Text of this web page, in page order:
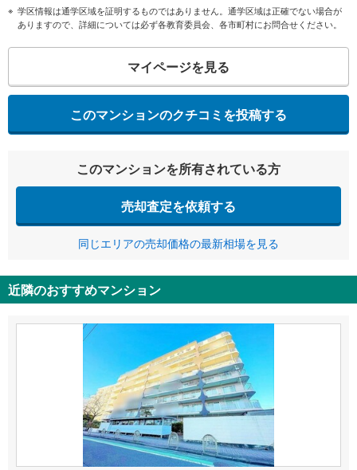
学区情報は通学区域を証明するものではありません。通学区域は正確でない場合が
ありますので、詳細については必ず各教育委員会、各市町村にお問合せください。
マイページを見る
このマンションのクチコミを投稿する
このマンションを所有されている方
売却査定を依頼する
同じエリアの売却価格の最新相場を見る
近隣のおすすめマンション